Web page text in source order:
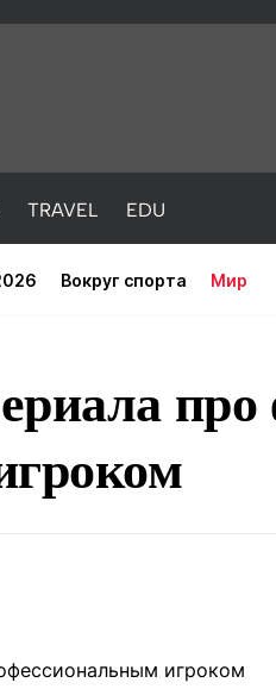
TRAVEL EDU
Вокруг спорта Мир
про